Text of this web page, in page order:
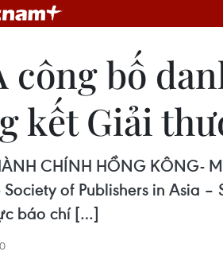
công bố
kết Giải
CHÍNH HỒNG KÔNG-
Society of Publishers in Asia
báo chí […]